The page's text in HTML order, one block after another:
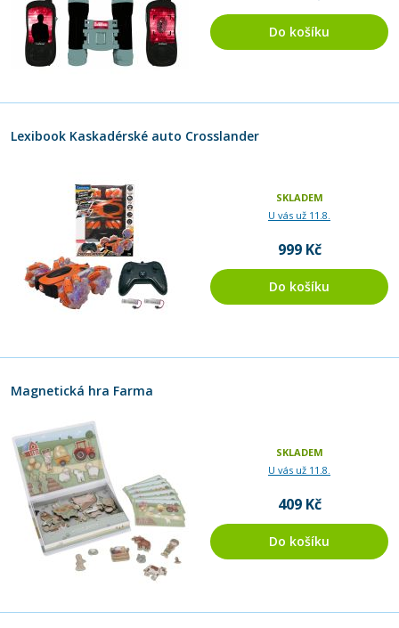
Do košíku
Lexibook Kaskadérské auto Crosslander
SKLADEM
U vás už 11.8.
999 Kč
Do košíku
Magnetická hra Farma
SKLADEM
U vás už 11.8.
409 Kč
Do košíku